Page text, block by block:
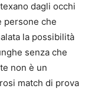
dagli occhi
persone che
la possibilità
senza che
non è un
match di prova